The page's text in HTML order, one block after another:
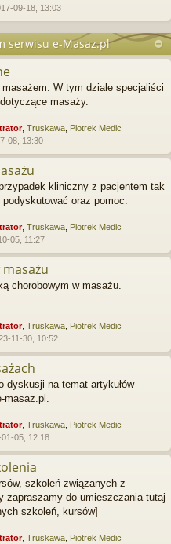
09-18, 13:03
serwisu e-Masaz.pl
W tym dziale specjaliści
masaży.
, Truskawa Piotrek Medic
08, 13:30
kliniczny z pacjentem tak
oraz pomoc.
, Truskawa Piotrek Medic
05, 11:27
chorobowym w masażu.
, Truskawa Piotrek Medic
11-30, 10:52
dyskusji na temat artykułów
masaz.pl.
, Truskawa Piotrek Medic
01-05, 12:18
szkoleń związanych z
zapraszamy do umieszczania tutaj
szkoleń, kursów]
, Truskawa Piotrek Medic